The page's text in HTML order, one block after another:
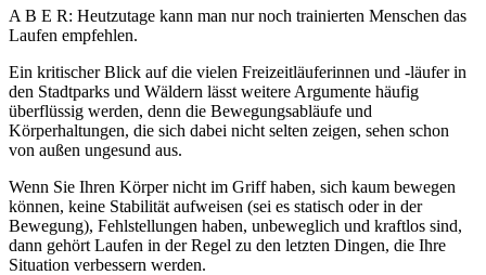
A B E R: Heutzutage kann man nur noch trainierten Menschen das
Laufen empfehlen.
Ein kritischer Blick auf die vielen Freizeitläuferinnen und -läufer in
den Stadtparks und Wäldern lässt weitere Argumente häufig
überflüssig werden, denn die Bewegungsabläufe und
Körperhaltungen, die sich dabei nicht selten zeigen, sehen schon
von außen ungesund aus.
Wenn Sie Ihren Körper nicht im Griff haben, sich kaum bewegen
können, keine Stabilität aufweisen (sei es statisch oder in der
Bewegung), Fehlstellungen haben, unbeweglich und kraftlos sind,
dann gehört Laufen in der Regel zu den letzten Dingen, die Ihre
Situation verbessern werden.